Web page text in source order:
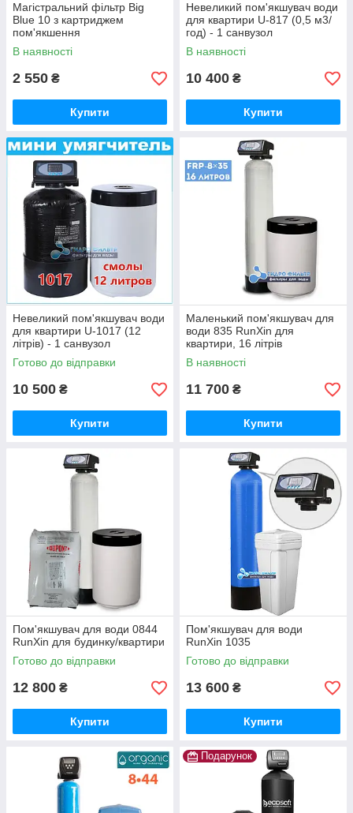
Магістральний фільтр Big
Blue 10 з картриджем
пом'якшення
В наявності
2 550 ₴
Купити
Невеликий пом'якшувач води
для квартири U-817 (0,5 м3/
год) - 1 санвузол
В наявності
10 400 ₴
Купити
Невеликий пом'якшувач води
для квартири U-1017 (12
літрів) - 1 санвузол
Готово до відправки
10 500 ₴
Купити
Маленький пом'якшувач для
води 835 RunXin для
квартири, 16 літрів
В наявності
11 700 ₴
Купити
Пом'якшувач для води 0844
RunXin для будинку/квартири
Готово до відправки
12 800 ₴
Купити
Пом'якшувач для води
RunXin 1035
Готово до відправки
13 600 ₴
Купити
Подарунок